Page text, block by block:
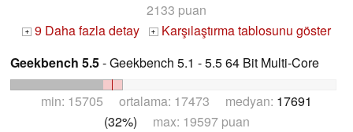
2133 puan
+ 9 Daha fazla detay + Karşılaştırma tablosunu göster
Geekbench 5.5- Geekbench 5.1 - 5.5 64 Bit Multi-Core
min: 15705 ortalama: 17473 medyan: 17691
(32%) max: 19597 puan